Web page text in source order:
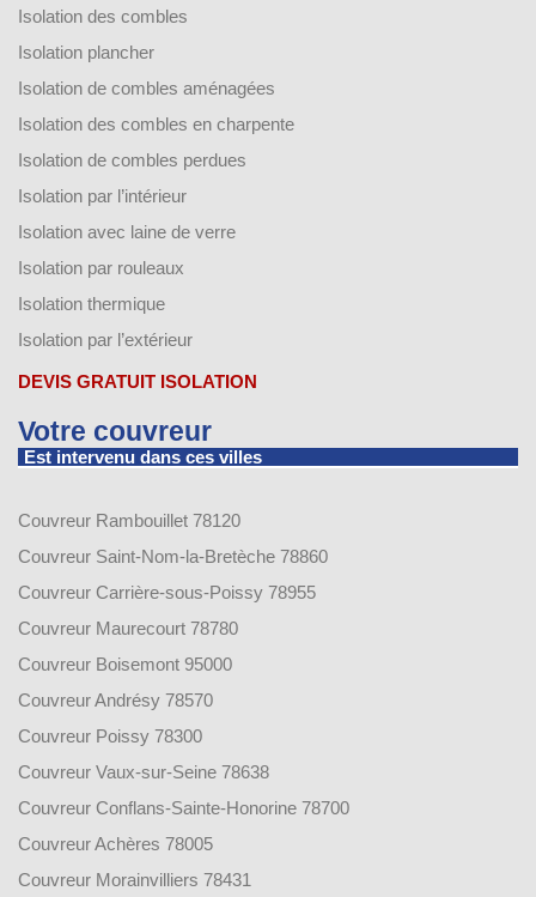
Isolation des combles
Isolation plancher
Isolation de combles aménagées
Isolation des combles en charpente
Isolation de combles perdues
Isolation par l’intérieur
Isolation avec laine de verre
Isolation par rouleaux
Isolation thermique
Isolation par l’extérieur
DEVIS GRATUIT ISOLATION
Votre couvreur
Est intervenu dans ces villes
Couvreur Rambouillet 78120
Couvreur Saint-Nom-la-Bretèche 78860
Couvreur Carrière-sous-Poissy 78955
Couvreur Maurecourt 78780
Couvreur Boisemont 95000
Couvreur Andrésy 78570
Couvreur Poissy 78300
Couvreur Vaux-sur-Seine 78638
Couvreur Conflans-Sainte-Honorine 78700
Couvreur Achères 78005
Couvreur Morainvilliers 78431